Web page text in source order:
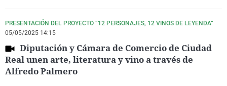
PRESENTACIÓN DEL PROYECTO “12 PERSONAJES, 12 VINOS DE LEYENDA”
05/05/2025 14:15
Diputación y Cámara de Comercio de Ciudad
Real unen arte, literatura y vino a través de
Alfredo Palmero